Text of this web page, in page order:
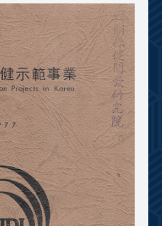
행정박물 영상 기록물
50+1주년 광장